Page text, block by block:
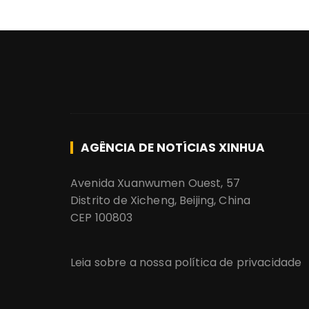
AGÊNCIA DE NOTÍCIAS XINHUA
Avenida Xuanwumen Ouest, 57
Distrito de Xicheng, Beijing, China
CEP 100803
Leia sobre a nossa política de privacidade